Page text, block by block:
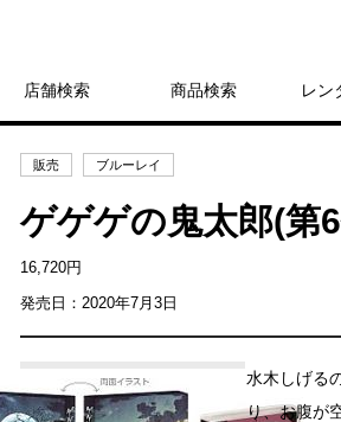
店舗検索 商品検索 レン
販売 ブルーレイ
ゲゲゲの鬼太郎(第
16,720円
発売日：2020年7月3日
水木しげる
り、お腹が